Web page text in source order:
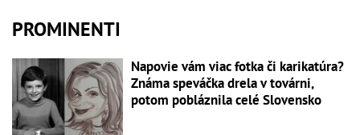
PROMINENTI
Napovie vám viac fotka či karikatúra?
Známa speváčka drela v továrni,
potom pobláznila celé Slovensko